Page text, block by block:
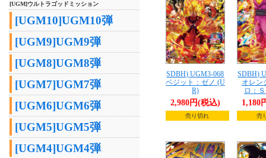
[UGM]ウルトラゴッドミッション
[UGM10]UGM10弾
[UGM9]UGM9弾
[UGM8]UGM8弾
[UGM7]UGM7弾
[UGM6]UGM6弾
[UGM5]UGM5弾
[UGM4]UGM4弾
SDBH) UGM3-068
ベジット：ゼノ (U
R)
2,980円(税込)
売り切れ
SDBH)
オレン
ロ：
1,180
売